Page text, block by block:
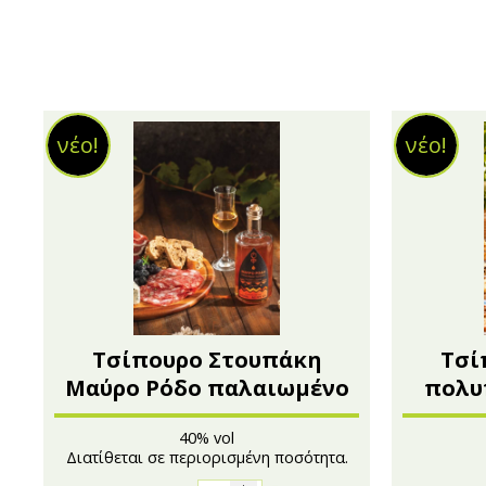
Τσίπουρο Στουπάκη
Μαύρο Ρόδο παλαιωμένο
500ml
40% vol
Διατίθεται σε περιορισμένη ποσότητα.
νέο! νέο!